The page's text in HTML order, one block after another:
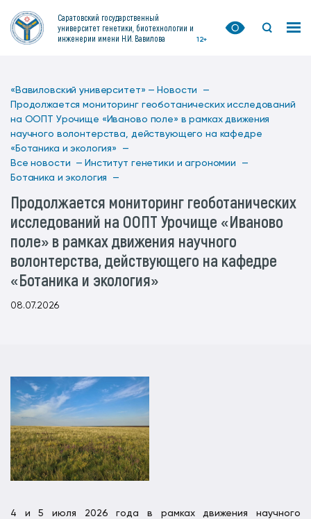
Саратовский государственный
университет генетики, биотехнологии и
инженерии имени Н.И. Вавилова
12+
«Вавиловский университет» — Новости —
Продолжается мониторинг геоботанических исследований
на ООПТ Урочище «Иваново поле» в рамках движения
научного волонтерства, действующего на кафедре
«Ботаника и экология» —
Все новости — Институт генетики и агрономии —
Ботаника и экология —
Продолжается мониторинг геоботанических
исследований на ООПТ Урочище «Иваново
поле» в рамках движения научного
волонтерства, действующего на кафедре
«Ботаника и экология»
08.07.2026
4 и 5 июля 2026 года в рамках движения научного